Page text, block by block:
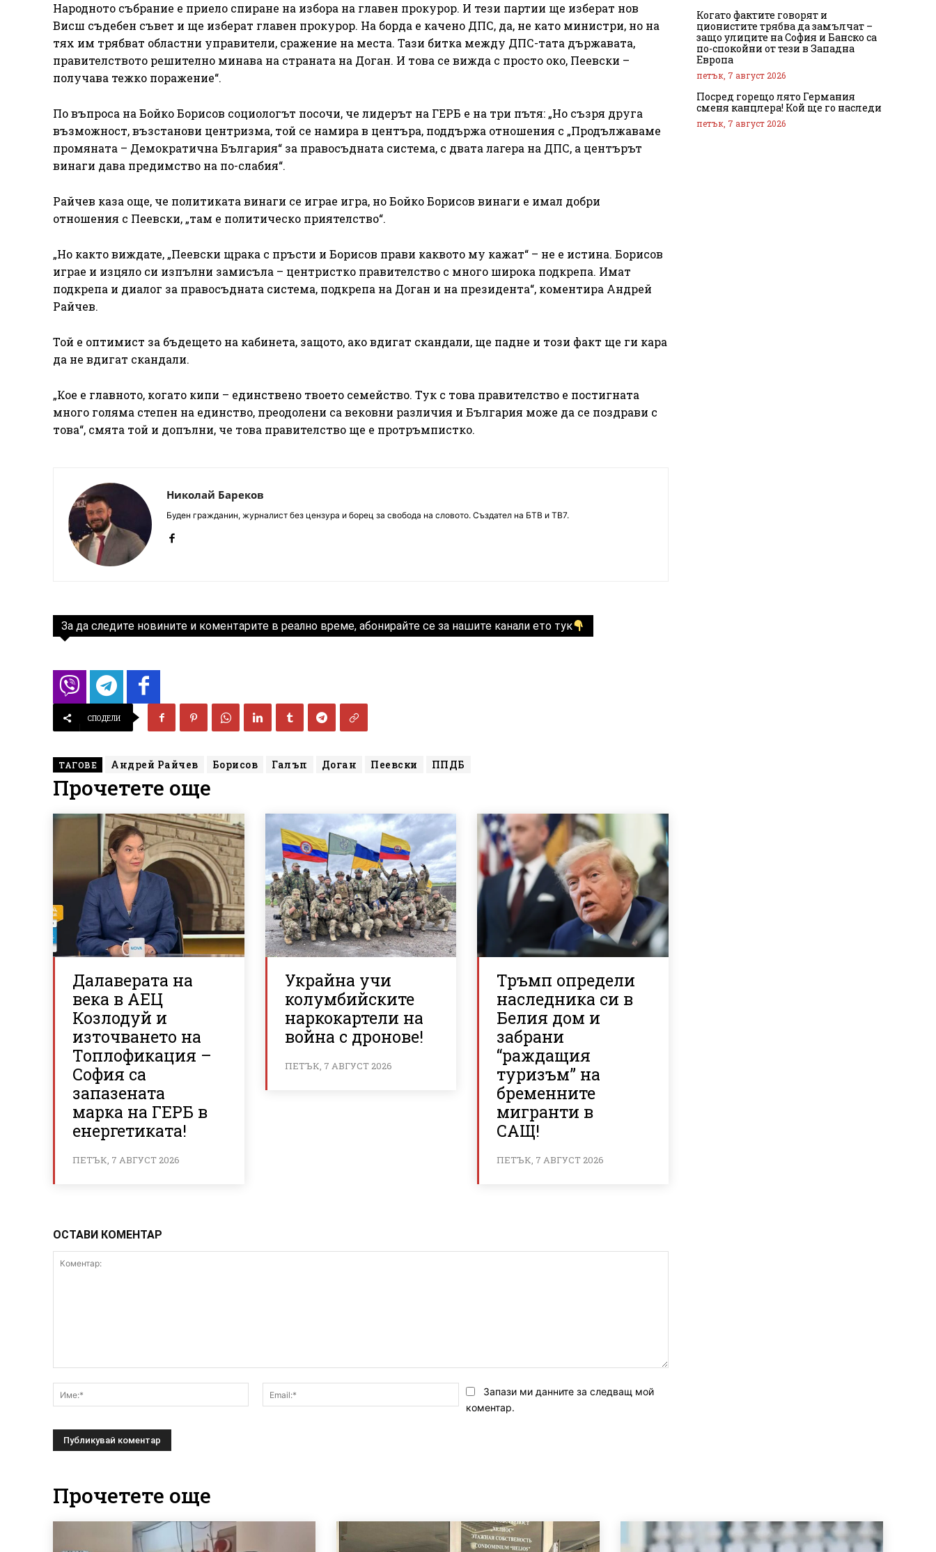
Народното събрание е приело спиране на избора на главен прокурор. И тези партии ще изберат нов
Висш съдебен съвет и ще изберат главен прокурор. На борда е качено ДПС, да, не като министри, но на
тях им трябват областни управители, сражение на места. Тази битка между ДПС-тата държавата,
правителството решително минава на страната на Доган. И това се вижда с просто око, Пеевски –
получава тежко поражение“.
По въпроса на Бойко Борисов социологът посочи, че лидерът на ГЕРБ е на три пътя: „Но съзря друга
възможност, възстанови центризма, той се намира в центъра, поддържа отношения с „Продължаваме
промяната – Демократична България“ за правосъдната система, с двата лагера на ДПС, а центърът
винаги дава предимство на по-слабия“.
Райчев каза още, че политиката винаги се играе игра, но Бойко Борисов винаги е имал добри
отношения с Пеевски, „там е политическо приятелство“.
„Но както виждате, „Пеевски щрака с пръсти и Борисов прави каквото му кажат“ – не е истина. Борисов
играе и изцяло си изпълни замисъла – центристко правителство с много широка подкрепа. Имат
подкрепа и диалог за правосъдната система, подкрепа на Доган и на президента“, коментира Андрей
Райчев.
Той е оптимист за бъдещето на кабинета, защото, ако вдигат скандали, ще падне и този факт ще ги кара
да не вдигат скандали.
„Кое е главното, когато кипи – единствено твоето семейство. Тук с това правителство е постигната
много голяма степен на единство, преодолени са вековни различия и България може да се поздрави с
това“, смята той и допълни, че това правителство ще е протръмпистко.
Николай Бареков
Буден гражданин, журналист без цензура и борец за свобода на словото. Създател на БТВ и ТВ7.
За да следите новините и коментарите в реално време, абонирайте се за нашите канали ето тук
СПОДЕЛИ
ТАГОВЕ Андрей Райчев Борисов Галъп Доган Пеевски ППДБ
Прочетете още
Далаверата на
века в АЕЦ
Козлодуй и
източването на
Топлофикация –
София са
запазената
марка на ГЕРБ в
енергетиката!
ПЕТЪК, 7 АВГУСТ 2026
Украйна учи
колумбийските
наркокартели на
война с дронове!
ПЕТЪК, 7 АВГУСТ 2026
Тръмп определи
наследника си в
Белия дом и
забрани
“раждащия
туризъм” на
бременните
мигранти в
САЩ!
ПЕТЪК, 7 АВГУСТ 2026
ОСТАВИ КОМЕНТАР
Име:*
Email:*Запази ми данните за следващ мой
коментар.
Когато фактите говорят и
ционистите трябва да замълчат –
защо улиците на София и Банско са
по-спокойни от тези в Западна
Европа
петък, 7 август 2026
Посред горещо лято Германия
сменя канцлера! Кой ще го наследи
петък, 7 август 2026
Прочетете още